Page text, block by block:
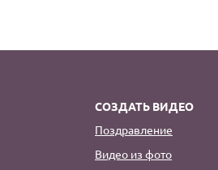
СОЗДАТЬ ВИДЕО
Поздравление
Видео из фото